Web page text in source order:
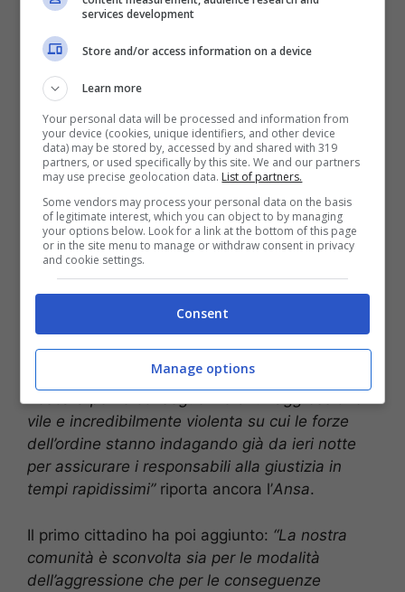
Adesso icarabinierilavorano per ricostruire la
dinamica degli eventi. Varitestimonihanno
rilasciato dichiarazioni, le forze dell’ordine
hanno visionato le telecamere della zona per
identificare i membri del gruppo di giovani
aggressori.
“Il gravissimo episodio di violenza
accaduto la scorsa notte a Lanciano ci lascia
sgomenti e senza parole: un nostro giovane
concittadino è ricoverato in Rianimazione a
Pescara per le conseguenze di un’aggressione
vile e incredibilmente violenta su cui le forze
dell’ordine stanno indagando già da ieri notte
per assicurare i responsabili alla giustizia in
tempi rapidissimi”riporta ancora l’Ansa.
Il primo cittadino ha poi aggiunto: “La nostra
comunità è sconvolta sia per le modalità
dell’aggressione che per le conseguenze
services development
Store and/or access information on a device
Learn more
Your personal data will be processed and information from
your device (cookies, unique identifiers, and other device
data) may be stored by, accessed by and shared with 319
partners, or used specifically by this site. We and our partners
may use precise geolocation data. List of partners.
Some vendors may process your personal data on the basis
of legitimate interest, which you can object to by managing
your options below. Look for a link at the bottom of this page
or in the site menu to manage or withdraw consent in privacy
and cookie settings.
Consent
Manage options